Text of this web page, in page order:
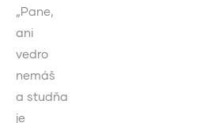
„Pane,
ani
vedro
nemáš
a studňa
je